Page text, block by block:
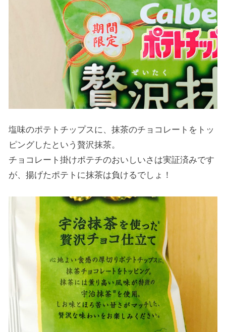
塩味のポテトチップスに、抹茶のチョコレートをトッ
ピングしたという贅沢抹茶。
チョコレート掛けポテチのおいしいさは実証済みです
が、揚げたポテトに抹茶は負けるでしょ！